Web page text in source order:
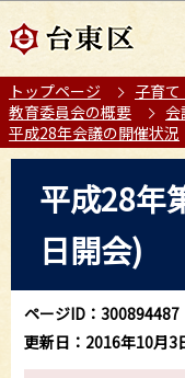
の
ー
ジ
の
トップページ 子育
教育委員会の概要
平成28年会議の開催状況
ら
平成28年
日開会)
ページID：300894487
更新日：2016年10月3